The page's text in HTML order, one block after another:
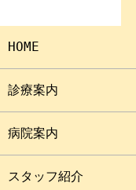
HOME
診療案内
病院案内
スタッフ紹介